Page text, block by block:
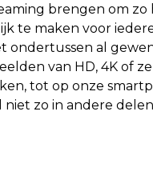
brengen om zo
te maken voor
ondertussen al
van HD, 4K of
tot op onze
niet zo in andere